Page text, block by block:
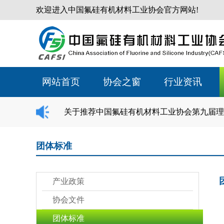
欢迎进入中国氟硅有机材料工业协会官方网站!
网站首页 协会之窗 行业资讯
关于推荐中国氟硅有机材料工业协会第九届
团体标准
产业政策
协会文件
团体标准